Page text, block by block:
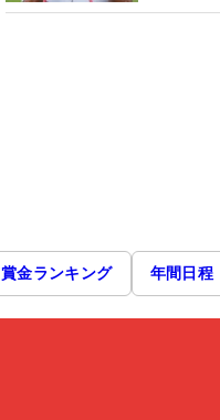
賞金ランキング 年間日程